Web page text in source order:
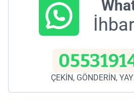
ÇEKİN, GÖNDERİN,